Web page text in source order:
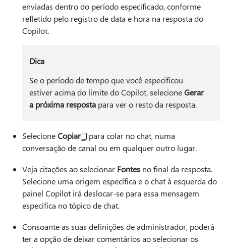
enviadas dentro do período especificado, conforme
refletido pelo registro de data e hora na resposta do
Copilot.
Dica
Se o período de tempo que você especificou
estiver acima do limite do Copilot, selecioneGerar
a próxima respostapara ver o resto da resposta.
SelecioneCopiar
para colar no chat, numa
conversação de canal ou em qualquer outro lugar.
Veja citações ao selecionar Fontes no final da resposta.
Selecione uma origem específica e o chat à esquerda do
painel Copilot irá deslocar-se para essa mensagem
específica no tópico de chat.
Consoante as suas definições de administrador, poderá
ter a opção de deixar comentários ao selecionar os